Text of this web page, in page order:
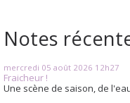
Notes
mercredi 05 août 2026 12h27
Fraicheur !
Une scène de saison, de